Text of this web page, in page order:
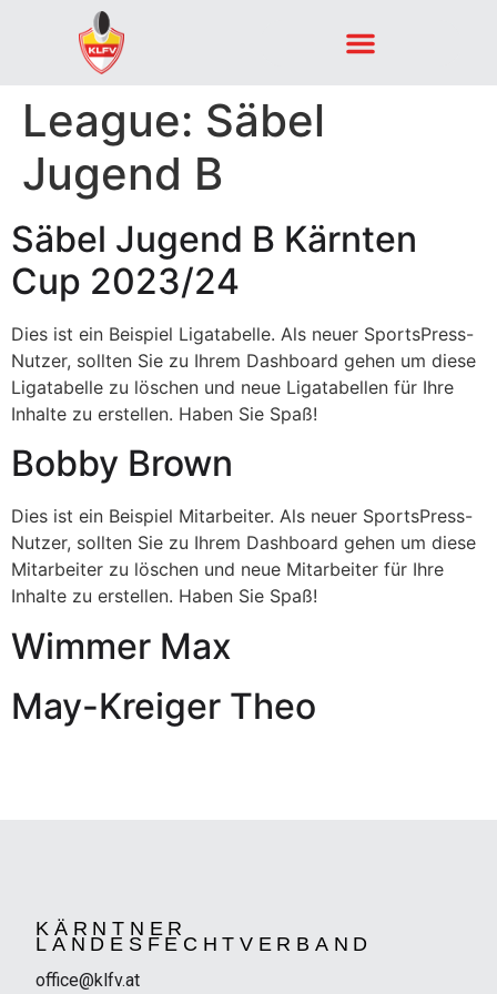
League: Säbel
Jugend B
Säbel Jugend B Kärnten
Cup 2023/24
Dies ist ein Beispiel Ligatabelle. Als neuer SportsPress-
Nutzer, sollten Sie zu Ihrem Dashboard gehen um diese
Ligatabelle zu löschen und neue Ligatabellen für Ihre
Inhalte zu erstellen. Haben Sie Spaß!
Bobby Brown
Dies ist ein Beispiel Mitarbeiter. Als neuer SportsPress-
Nutzer, sollten Sie zu Ihrem Dashboard gehen um diese
Mitarbeiter zu löschen und neue Mitarbeiter für Ihre
Inhalte zu erstellen. Haben Sie Spaß!
Wimmer Max
May-Kreiger Theo
KÄRNTNER
LANDESFECHTVERBAND
office@klfv.at